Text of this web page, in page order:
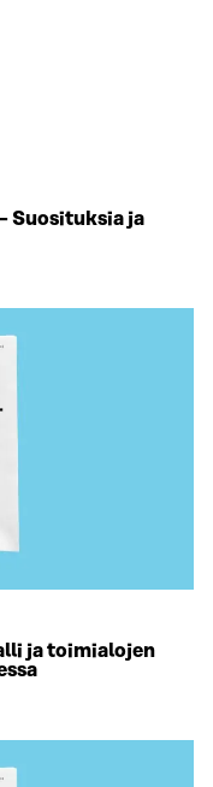
Suosituksia ja
ja toimialojen